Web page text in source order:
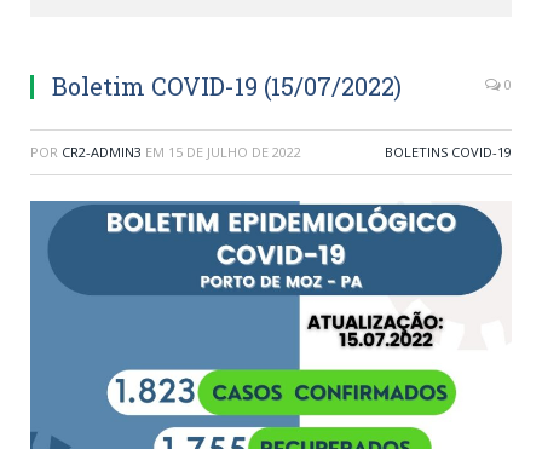
Boletim COVID-19 (15/07/2022) 0
POR CR2-ADMIN3 EM 15 DE JULHO DE 2022 BOLETINS COVID-19